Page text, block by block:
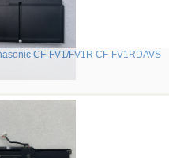
CF-FV1/FV1R CF-FV1RDAVS